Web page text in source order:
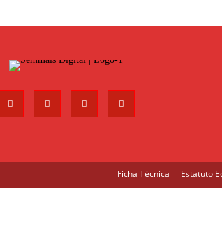
Ficha Técnica Estatuto